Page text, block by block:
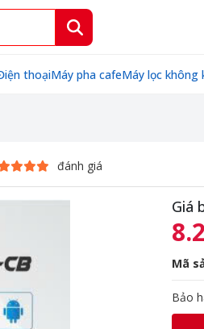
thoạiMáy pha cafeMáy lọc không
đánh giá
Giá
Mã
Bảo